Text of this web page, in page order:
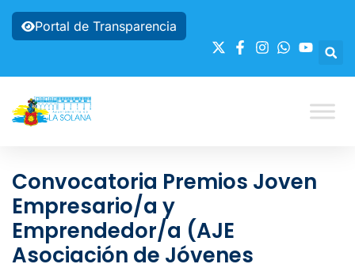
Portal de Transparencia
Convocatoria Premios Joven
Empresario/a y
Emprendedor/a (AJE
Asociación de Jóvenes